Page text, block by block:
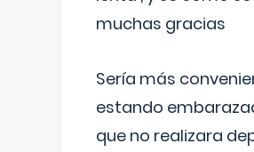
muchas gracias
Sería más
estando
que no realizara